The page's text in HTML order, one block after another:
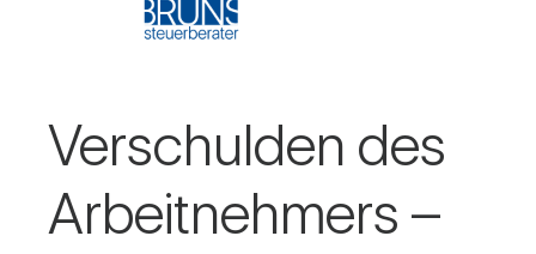
Ver­schulden des
Arbeit­neh­mers –